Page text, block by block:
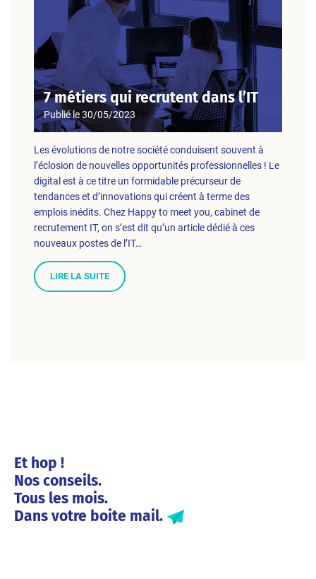
7 métiers qui recrutent dans l’IT
Publié le30/05/2023
Les évolutions de notre société conduisent souvent à
l’éclosion de nouvelles opportunités professionnelles ! Le
digital est à ce titre un formidable précurseur de
tendances et d’innovations qui créent à terme des
emplois inédits. Chez Happy to meet you, cabinet de
recrutement IT, on s’est dit qu’un article dédié à ces
nouveaux postes de l’IT…
LIRE LA SUITE
Et hop !
Nos conseils.
Tous les mois.
Dans votre boite mail.